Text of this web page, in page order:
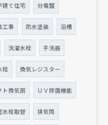
建て住宅 分電盤
工事 防水塗装 浴槽
洗濯水栓 手洗器
栓 換気レジスター
ト換気扇 ＵＶ除菌機能
水栓取替 排気筒